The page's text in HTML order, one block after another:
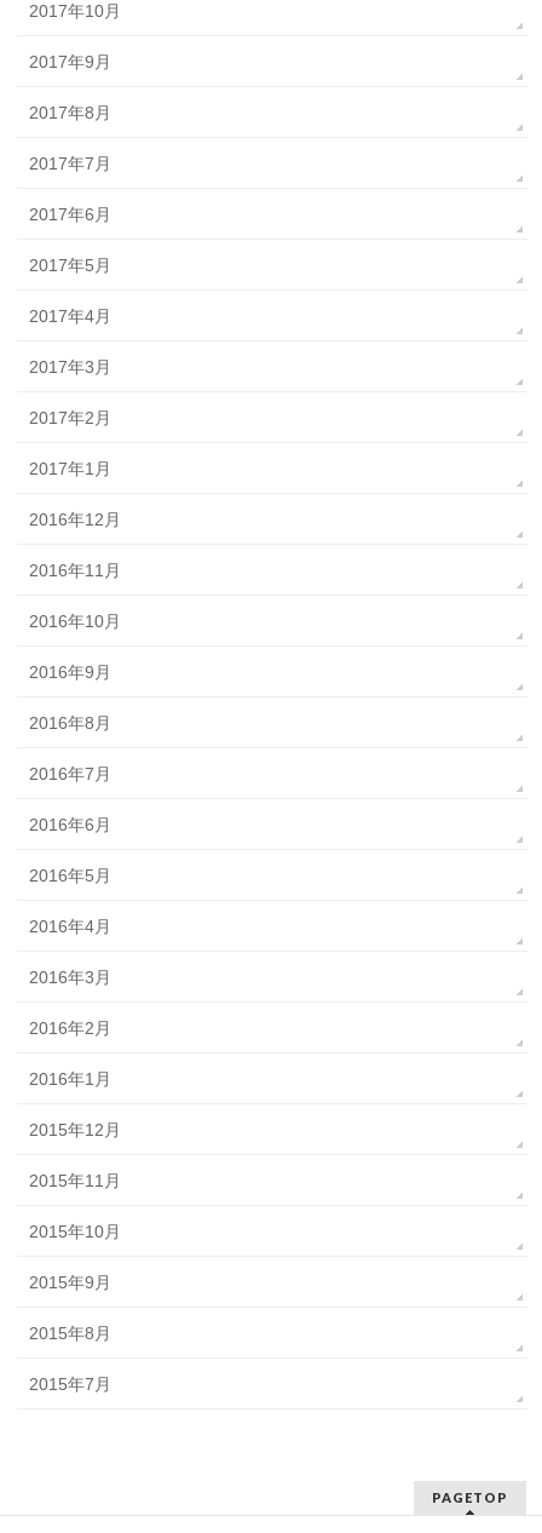
2017年10月
2017年9月
2017年8月
2017年7月
2017年6月
2017年5月
2017年4月
2017年3月
2017年2月
2017年1月
2016年12月
2016年11月
2016年10月
2016年9月
2016年8月
2016年7月
2016年6月
2016年5月
2016年4月
2016年3月
2016年2月
2016年1月
2015年12月
2015年11月
2015年10月
2015年9月
2015年8月
2015年7月
PAGETOP